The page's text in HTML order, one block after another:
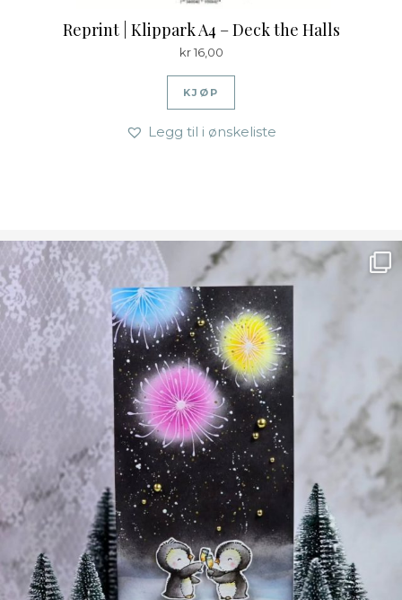
Reprint | Klippark A4 – Deck the Halls
kr16,00
KJØP
Legg til i ønskeliste
Ønsk